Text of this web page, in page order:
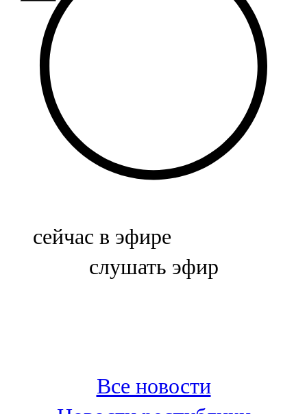
107,1 FM
Балык бистәсе
104,9 FM
Баулы
107,5 FM
Биләр
Болгар
100,3 FM
Зәй
сейчас в эфире
слушать эфир
Все новости